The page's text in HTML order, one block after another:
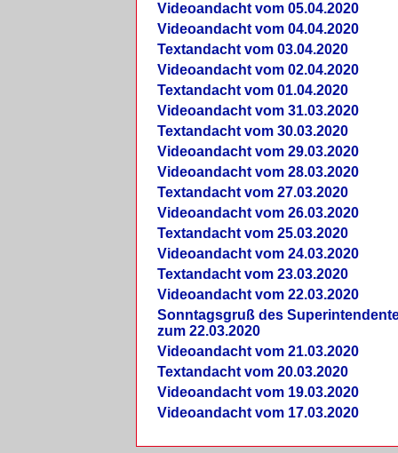
Videoandacht vom 05.04.2020
Videoandacht vom 04.04.2020
Textandacht vom 03.04.2020
Videoandacht vom 02.04.2020
Textandacht vom 01.04.2020
Videoandacht vom 31.03.2020
Textandacht vom 30.03.2020
Videoandacht vom 29.03.2020
Videoandacht vom 28.03.2020
Textandacht vom 27.03.2020
Videoandacht vom 26.03.2020
Textandacht vom 25.03.2020
Videoandacht vom 24.03.2020
Textandacht vom 23.03.2020
Videoandacht vom 22.03.2020
Sonntagsgruß des
zum 22.03.2020
Videoandacht vom 21.03.2020
Textandacht vom 20.03.2020
Videoandacht vom 19.03.2020
Videoandacht vom 17.03.2020